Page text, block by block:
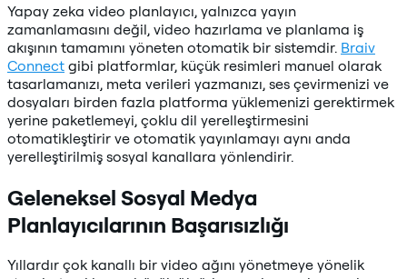
Yapay zeka video planlayıcı, yalnızca yayın
zamanlamasını değil, video hazırlama ve planlama iş
akışının tamamını yöneten otomatik bir sistemdir. Braiv
Connect gibi platformlar, küçük resimleri manuel olarak
tasarlamanızı, meta verileri yazmanızı, ses çevirmenizi ve
dosyaları birden fazla platforma yüklemenizi gerektirmek
yerine paketlemeyi, çoklu dil yerelleştirmesini
otomatikleştirir ve otomatik yayınlamayı aynı anda
yerelleştirilmiş sosyal kanallara yönlendirir.
Geleneksel Sosyal Medya
Planlayıcılarının Başarısızlığı
Yıllardır çok kanallı bir video ağını yönetmeye yönelik